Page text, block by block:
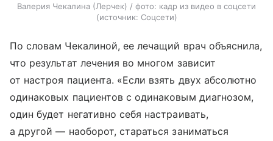
Валерия Чекалина (Лерчек) / фото: кадр из видео в соцсети
источник: Соцсети
По словам Чекалиной, ее лечащий врач объяснила,
что результат лечения во многом зависит
от настроя пациента. «Если взять двух абсолютно
одинаковых пациентов с одинаковым диагнозом,
один будет негативно себя настраивать,
а другой — наоборот, стараться заниматься